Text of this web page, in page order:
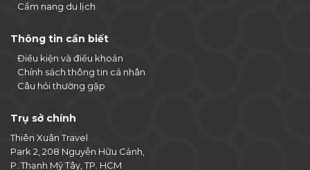
Cẩm nang du lịch
Thông tin cần biết
Điều kiện và điều khoản
Chính sách thông tin cá nhân
Câu hỏi thường gặp
Trụ sở chính
Thiên Xuân Travel
Park 2, 208 Nguyễn Hữu Cảnh,
P. Thạnh Mỹ Tây, TP. HCM